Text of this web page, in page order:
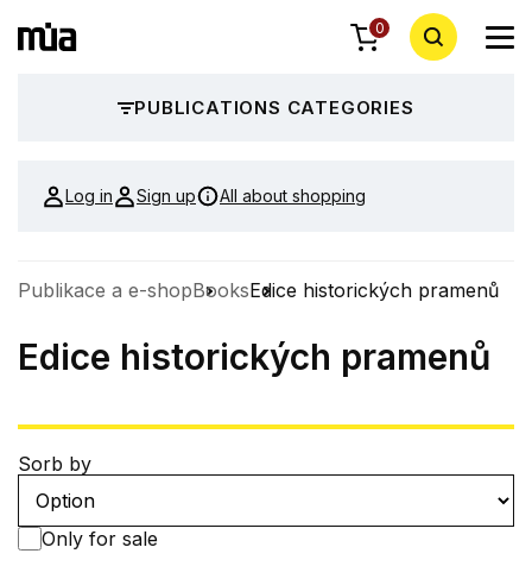
0
PUBLICATIONS CATEGORIES
Log in Sign up All about shopping
Publikace a e-shopBooksEdice historických pramenů
Edice historických pramenů
Sorb by
Only for sale